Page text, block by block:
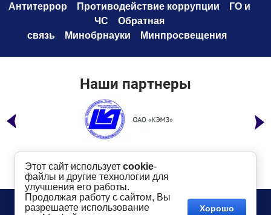
Антитеррор Противодействие коррупции
ГО и
ЧС
Обратная
связь
Минобрнауки Минпросвещения
Наши партнеры
Телефон:8 (49232) 6-96-00
Адрес: г. Ковров, ул. Маяковского, 19
Сайт создан в:
megagroup.ru
Этот сайт использует cookie-
файлы и другие технологии для
улучшения его работы.
Продолжая работу с сайтом, Вы
разрешаете использование
Хорошо